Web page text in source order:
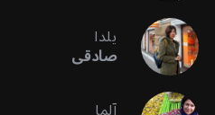
یلدا
صادقی